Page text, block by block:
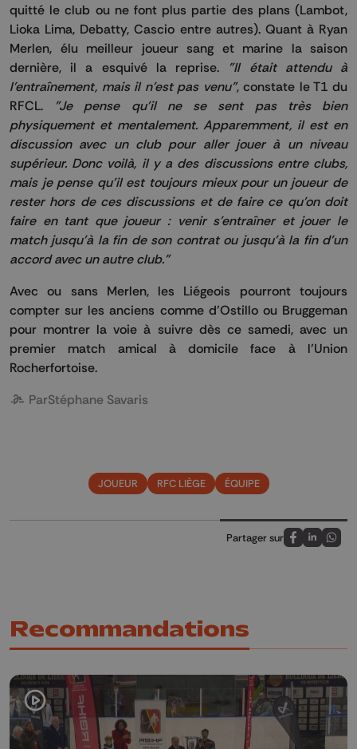
quitté le club ou ne font plus partie des plans (Lambot,
Lioka Lima, Debatty, Cascio entre autres). Quant à Ryan
Merlen, élu meilleur joueur sang et marine la saison
dernière, il a esquivé la reprise. "Il était attendu à
l'entraînement, mais il n'est pas venu", constate le T1 du
RFCL. "Je pense qu'il ne se sent pas très bien
physiquement et mentalement. Apparemment, il est en
discussion avec un club pour aller jouer à un niveau
supérieur. Donc voilà, il y a des discussions entre clubs,
mais je pense qu'il est toujours mieux pour un joueur de
rester hors de ces discussions et de faire ce qu'on doit
faire en tant que joueur : venir s'entraîner et jouer le
match jusqu'à la fin de son contrat ou jusqu'à la fin d’un
accord avec un autre club."
Avec ou sans Merlen, les Liégeois pourront toujours
compter sur les anciens comme d’Ostillo ou Bruggeman
pour montrer la voie à suivre dès ce samedi, avec un
premier match amical à domicile face à l’Union
Rocherfortoise.
ParStéphane Savaris
JOUEUR RFC LIÈGE ÉQUIPE
Partager sur
Partagez sur
Partagez
Recommandations